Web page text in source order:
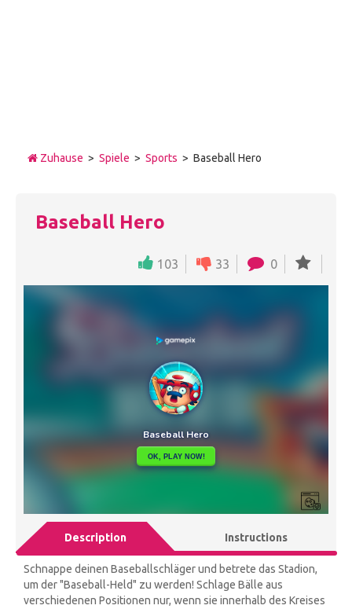
Zuhause > Spiele > Sports > Baseball Hero
Baseball Hero
103 33 0
Description Instructions
Schnappe deinen Baseballschläger und betrete das Stadion,
um der "Baseball-Held" zu werden! Schlage Bälle aus
verschiedenen Positionen nur, wenn sie innerhalb des Kreises